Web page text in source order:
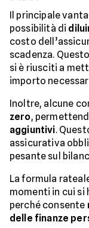
Il principale
possibilità di
costo
scadenza.
si è riusciti a
importo
Inoltre, alcune
zero,
aggiuntivi.
assicurativa
pesante sul
La formula
momenti in cui si
perché consente
delle finanze